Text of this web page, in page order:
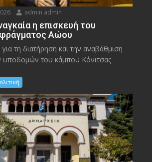
admin admin
η επισκευή του
Αώου
τη διατήρηση και την αναβάθμιση
υποδομών του κάμπου Κόνιτσας